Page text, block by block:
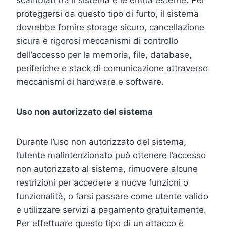
proteggersi da questo tipo di furto, il sistema
dovrebbe fornire storage sicuro, cancellazione
sicura e rigorosi meccanismi di controllo
dell’accesso per la memoria, file, database,
periferiche e stack di comunicazione attraverso
meccanismi di hardware e software.
Uso non autorizzato del sistema
Durante l’uso non autorizzato del sistema,
l’utente malintenzionato può ottenere l’accesso
non autorizzato al sistema, rimuovere alcune
restrizioni per accedere a nuove funzioni o
funzionalità, o farsi passare come utente valido
e utilizzare servizi a pagamento gratuitamente.
Per effettuare questo tipo di un attacco è